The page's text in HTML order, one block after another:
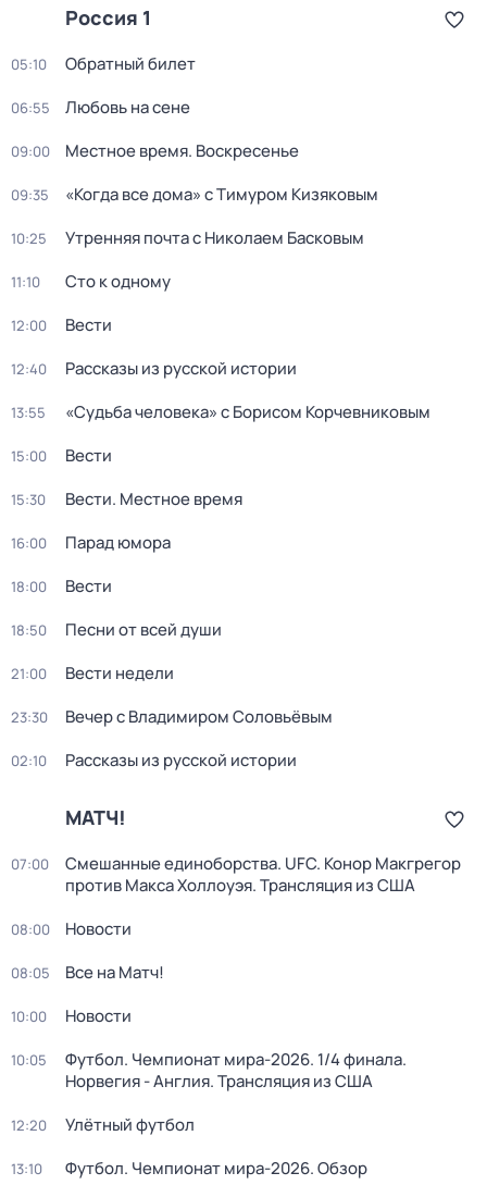
Россия 1
05:10 Обратный билет
06:55 Любовь на сене
09:00 Местное время. Воскресенье
09:35 «Когда все дома» с Тимуром Кизяковым
10:25 Утренняя почта с Николаем Басковым
11:10 Сто к одному
12:00 Вести
12:40 Рассказы из русской истории
13:55 «Судьба человека» с Борисом Корчевниковым
15:00 Вести
15:30 Вести. Местное время
16:00 Парад юмора
18:00 Вести
18:50 Песни от всей души
21:00 Вести недели
23:30 Вечер с Владимиром Соловьёвым
02:10 Рассказы из русской истории
МАТЧ!
07:00
Смешанные единоборства. UFC. Конор Макгрегор
против Макса Холлоуэя. Трансляция из США
08:00 Новости
08:05 Все на Матч!
10:00 Новости
10:05
Футбол. Чемпионат мира-2026. 1/4 финала.
Норвегия - Англия. Трансляция из США
12:20 Улётный футбол
13:10 Футбол. Чемпионат мира-2026. Обзор